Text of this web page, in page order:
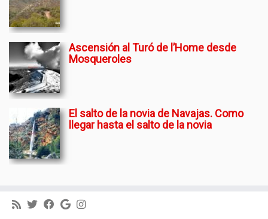
Ascensión al Turó de l’Home desde
Mosqueroles
El salto de la novia de Navajas. Como
llegar hasta el salto de la novia